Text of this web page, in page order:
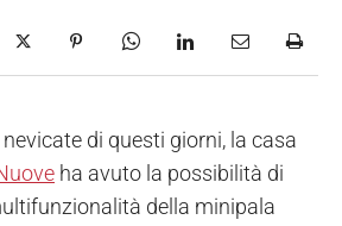
di questi giorni, la casa
ha avuto la possibilità di
della minipala